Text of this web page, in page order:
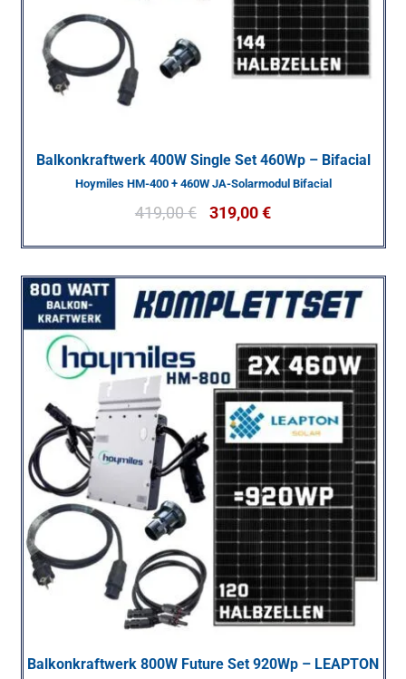
Balkonkraftwerk 400W Single Set 460Wp – Bifacial
Hoymiles HM-400 + 460W JA-Solarmodul Bifacial
419,00€ 319,00€
Balkonkraftwerk 800W Future Set 920Wp – LEAPTON